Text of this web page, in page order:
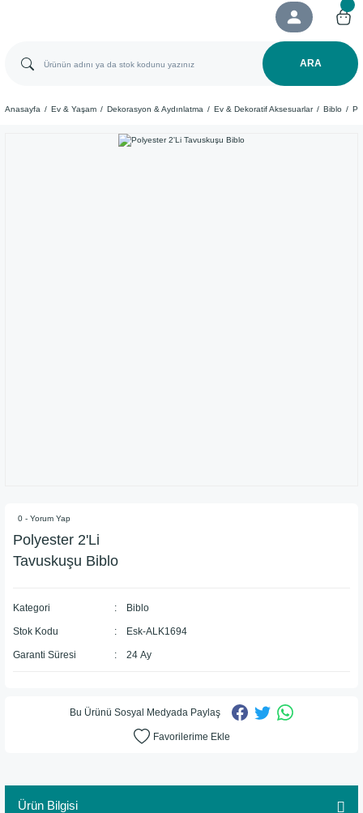
ARA
Anasayfa Ev & Yaşam Dekorasyon & Aydınlatma Ev & Dekoratif Aksesuarlar Biblo
0 - Yorum Yap
Polyester 2'Li
Tavuskuşu Biblo
Kategori Biblo
Stok Kodu Esk-ALK1694
Garanti Süresi 24 Ay
Bu Ürünü Sosyal Medyada Paylaş
Ürün Bilgisi